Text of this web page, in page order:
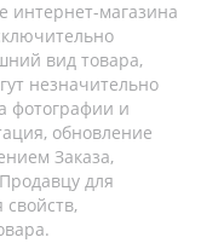
интернет-магазина
вид товара,
незначительно
фотографии и
обновление
Заказа,
для